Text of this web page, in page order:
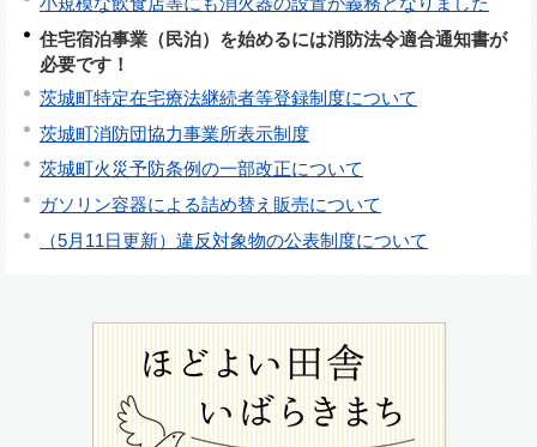
住宅宿泊事業（民泊）を始めるには消防法令適合通知書が
必要です！
茨城町特定在宅療法継続者等登録制度について
茨城町消防団協力事業所表示制度
茨城町火災予防条例の一部改正について
ガソリン容器による詰め替え販売について
（5月11日更新）違反対象物の公表制度について